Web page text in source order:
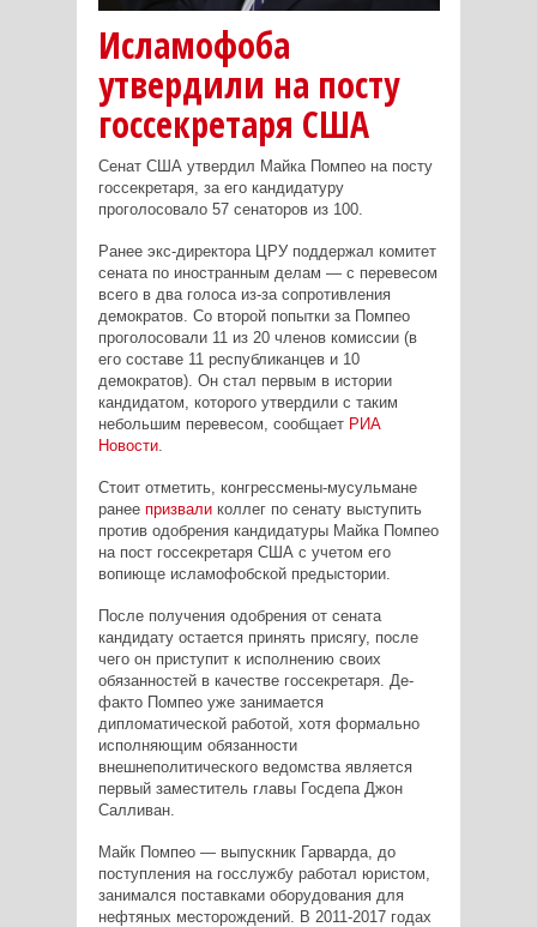
Исламофоба
утвердили на посту
госсекретаря США
Сенат США утвердил Майка Помпео на посту
госсекретаря, за его кандидатуру
проголосовало 57 сенаторов из 100.
Ранее экс-директора ЦРУ поддержал комитет
сената по иностранным делам — с перевесом
всего в два голоса из-за сопротивления
демократов. Со второй попытки за Помпео
проголосовали 11 из 20 членов комиссии (в
его составе 11 республиканцев и 10
демократов). Он стал первым в истории
кандидатом, которого утвердили с таким
небольшим перевесом, сообщает РИА
Новости.
Стоит отметить, конгрессмены-мусульмане
ранее призваликоллег по сенату выступить
против одобрения кандидатуры Майка Помпео
на пост госсекретаря США с учетом его
вопиюще исламофобской предыстории.
После получения одобрения от сената
кандидату остается принять присягу, после
чего он приступит к исполнению своих
обязанностей в качестве госсекретаря. Де-
факто Помпео уже занимается
дипломатической работой, хотя формально
исполняющим обязанности
внешнеполитического ведомства является
первый заместитель главы Госдепа Джон
Салливан.
Майк Помпео — выпускник Гарварда, до
поступления на госслужбу работал юристом,
занимался поставками оборудования для
нефтяных месторождений. В 2011-2017 годах